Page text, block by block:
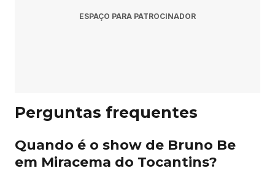
ESPAÇO PARA PATROCINADOR
Perguntas frequentes
Quando é o show de Bruno Be
em Miracema do Tocantins?